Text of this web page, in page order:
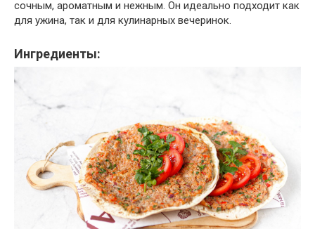
сочным, ароматным и нежным. Он идеально подходит как
для ужина, так и для кулинарных вечеринок.
Ингредиенты: